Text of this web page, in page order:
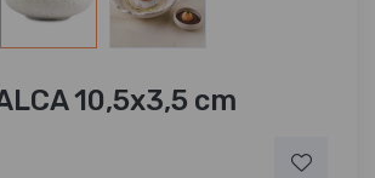
10,5x3,5 cm